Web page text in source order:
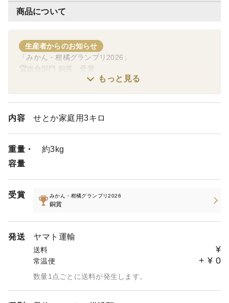
商品について
生産者からのお知らせ
「みかん・柑橘グランプリ2026」
🏆総合部門 銅賞 受賞
もっと見る
内容 せとか家庭用3キロ
重量・
容量
約3kg
受賞 みかん・柑橘グランプリ2026
銅賞
発送 ヤマト運輸
送料 ¥
常温便 + ¥ 0
数量1点ごとに送料が発生します。